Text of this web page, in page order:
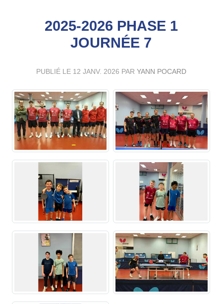
2025-2026 PHASE 1
JOURNÉE 7
PUBLIÉ LE 12 JANV. 2026 PAR YANN POCARD